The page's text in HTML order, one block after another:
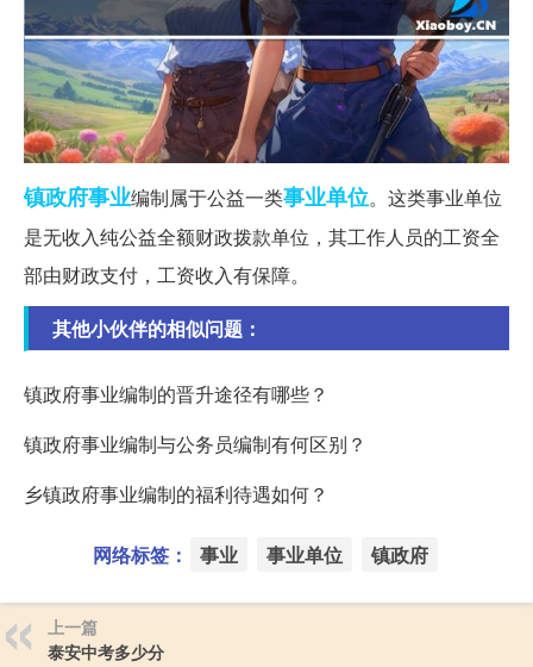
镇政府事业编制属于公益一类事业单位。这类事业单位
是无收入纯公益全额财政拨款单位，其工作人员的工资全
部由财政支付，工资收入有保障。
其他小伙伴的相似问题：
镇政府事业编制的晋升途径有哪些？
镇政府事业编制与公务员编制有何区别？
乡镇政府事业编制的福利待遇如何？
网络标签： 事业 事业单位 镇政府
上一篇
泰安中考多少分